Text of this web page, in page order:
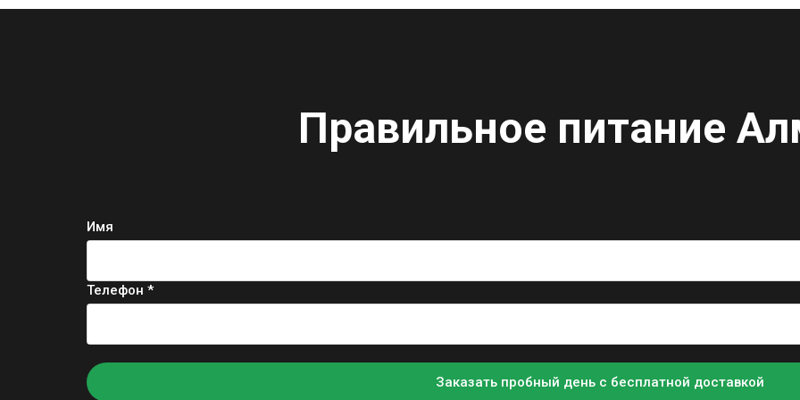
Правильное питание
Имя
Телефон *
Заказать пробный день с бесплатной доставкой